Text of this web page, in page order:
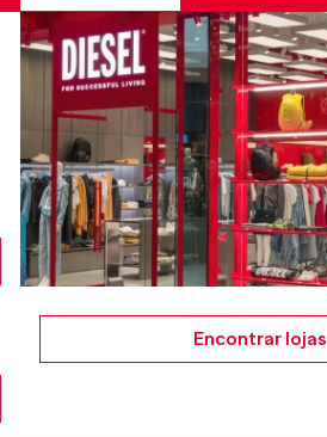
Encontrar lojas